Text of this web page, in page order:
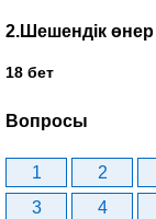
2.Шешендік өнер
18 бет
Вопросы
1 2
3
4